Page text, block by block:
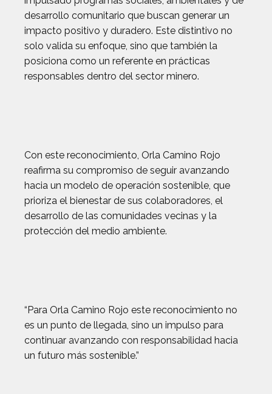
desarrollo comunitario que buscan generar un
impacto positivo y duradero. Este distintivo no
solo valida su enfoque, sino que también la
posiciona como un referente en prácticas
responsables dentro del sector minero.
Con este reconocimiento, Orla Camino Rojo
reafirma su compromiso de seguir avanzando
hacia un modelo de operación sostenible, que
prioriza el bienestar de sus colaboradores, el
desarrollo de las comunidades vecinas y la
protección del medio ambiente.
“Para Orla Camino Rojo este reconocimiento no
es un punto de llegada, sino un impulso para
continuar avanzando con responsabilidad hacia
un futuro más sostenible.”